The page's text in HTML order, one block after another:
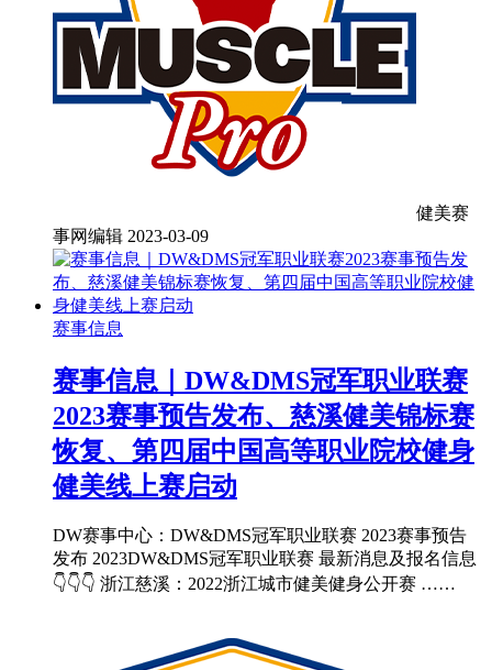
健美赛
事网编辑 2023-03-09
赛事信息
赛事信息｜DW&DMS冠军职业联赛
2023赛事预告发布、慈溪健美锦标赛
恢复、第四届中国高等职业院校健身
健美线上赛启动
DW赛事中心：DW&DMS冠军职业联赛 2023赛事预告
发布 2023DW&DMS冠军职业联赛 最新消息及报名信息
👇👇👇 浙江慈溪：2022浙江城市健美健身公开赛 ……